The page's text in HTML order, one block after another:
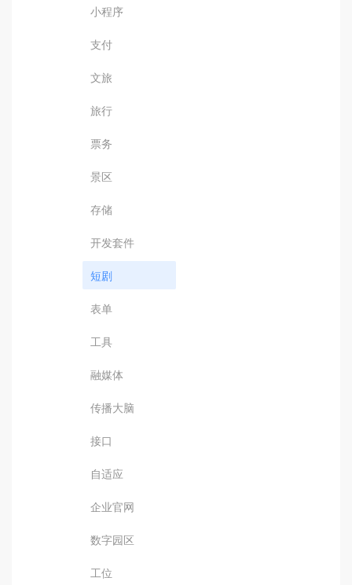
小程序
支付
文旅
旅行
票务
景区
存储
开发套件
短剧
表单
工具
融媒体
传播大脑
接口
自适应
企业官网
数字园区
工位